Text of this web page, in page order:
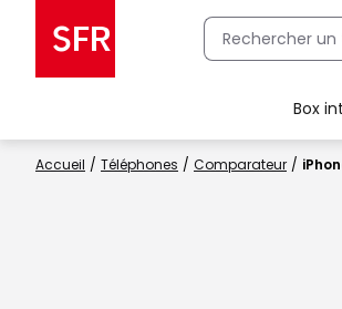
Box
Accueil Téléphones Comparateur